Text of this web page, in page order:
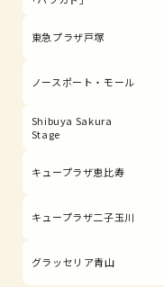
東急プラザ戸塚
ノースポート・モール
Shibuya Sakura
Stage
キュープラザ恵比寿
キュープラザ二子玉川
グラッセリア青山